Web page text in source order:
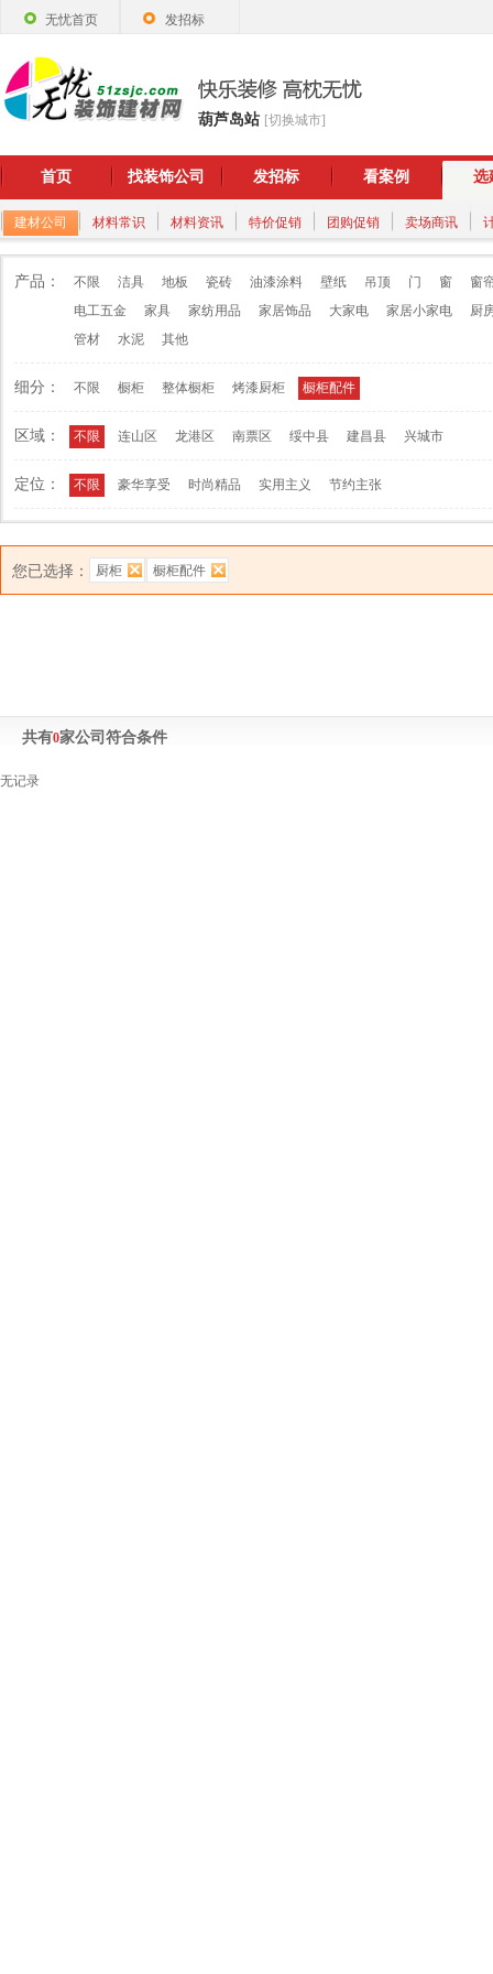
无忧首页 发招标
葫芦岛站 [切换城市]
首页 找装饰公司 发招标 看案例 选
建材公司 材料常识 材料资讯 特价促销 团购促销 卖场商讯
产品： 不限 洁具 地板 瓷砖 油漆涂料 壁纸 吊顶 门 窗
窗
电工五金
家具 家纺用品 家居饰品 大家电 家居小家电
厨
管材
水泥 其他
细分： 不限 橱柜 整体橱柜 烤漆厨柜 橱柜配件
区域： 不限 连山区 龙港区 南票区 绥中县 建昌县 兴城市
定位： 不限 豪华享受 时尚精品 实用主义 节约主张
您已选择： 厨柜 橱柜配件
共有0家公司符合条件
无记录